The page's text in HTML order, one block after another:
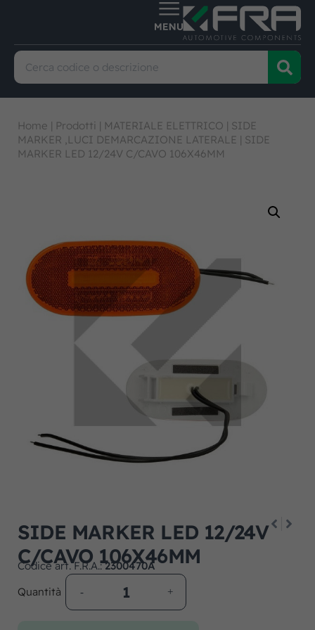
Home | Prodotti | MATERIALE ELETTRICO | SIDE
MARKER ,LUCI DEMARCAZIONE LATERALE | SIDE
MARKER LED 12/24V C/CAVO 106X46MM
SIDE MARKER LED 12/24V
C/CAVO 106X46MM
Codice art. F.R.A.:2300470A
Quantità